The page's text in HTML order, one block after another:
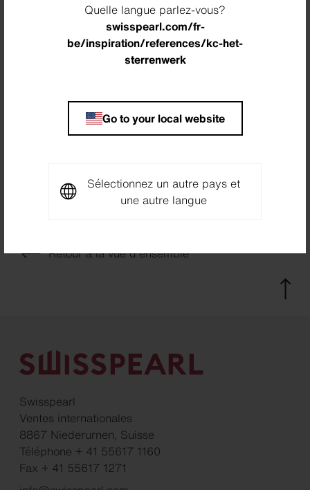
Quelle langue parlez-vous?
swisspearl.com/fr-
be/inspiration/references/kc-het-
sterrenwerk
Go to your local website
Sélectionnez un autre pays et
une autre langue
Sassenheim, Pays-Bas
Architecte
LIAG Architecten en Bouwadviseurs, Den Haag,
Aanemingsbedrijf K. Dekker BV, Warmenhuizen,
Photographer
Dirk Verwoerd Architectuurfotografie, Amersfoort,
Retour à la vue d'ensemble
Swisspearl
Ventes internationales
8867 Niederurnen, Suisse
Téléphone + 41 55617 1160
Fax + 41 55617 1271